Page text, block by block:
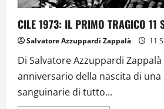
CILE 1973: IL PRIMO TRAGICO 11
Salvatore Azzuppardi Zappalà 11
Di Salvatore Azzuppardi
anniversario della nascita di
sanguinarie di tutto...